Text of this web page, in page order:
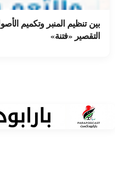
بين تنظيم المنبر وتكميم
التقصير «فتنة»